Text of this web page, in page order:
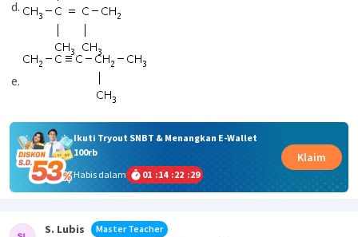
Ikuti Tryout SNBT & Menangkan E-Wallet
100rb
Habis dalam
01 :14 :22 :29
Klaim
S. Lubis
Master Teacher